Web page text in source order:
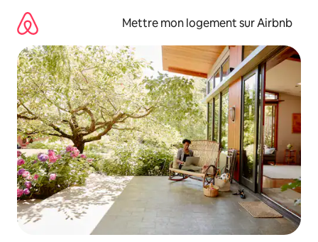
directement
contenu
Mettre mon logement sur Airbnb